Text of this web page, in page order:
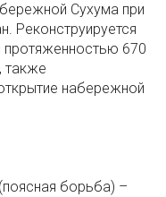
Сухума при
Реконструируется
670
также
набережной
борьба) –